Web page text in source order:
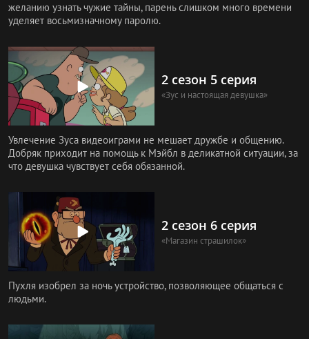
желанию узнать чужие тайны, парень слишком много времени
уделяет восьмизначному паролю.
2 сезон 5 серия
«Зус и настоящая девушка»
Увлечение Зуса видеоиграми не мешает дружбе и общению.
Добряк приходит на помощь к Мэйбл в деликатной ситуации, за
что девушка чувствует себя обязанной.
2 сезон 6 серия
«Магазин страшилок»
Пухля изобрел за ночь устройство, позволяющее общаться с
людьми.